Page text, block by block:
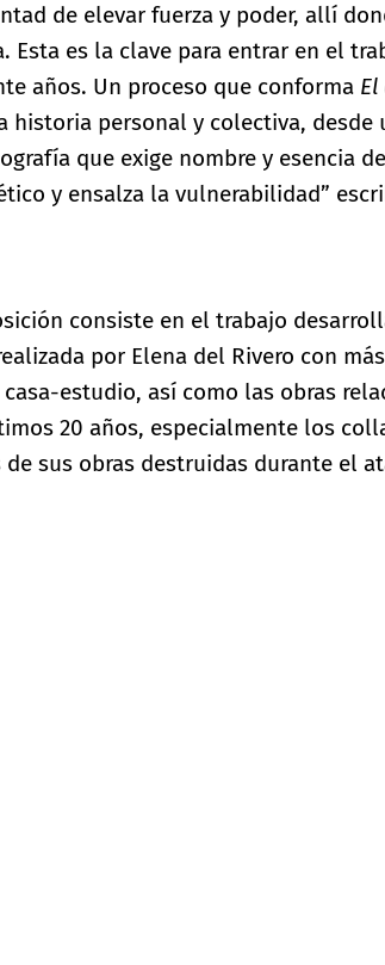
de elevar fuerza y poder, allí
Esta es la clave para entrar en el
años. Un proceso que conforma
historia personal y colectiva,
que exige nombre y esencia
y ensalza la vulnerabilidad”
consiste en el trabajo
por Elena del Rivero con
estudio, así como las obras
20 años, especialmente los
sus obras destruidas durante el